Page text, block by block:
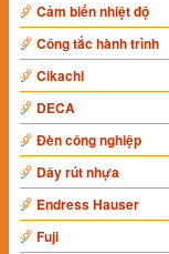
Cảm biến nhiệt độ
Công tắc hành trình
Cikachi
DECA
Đèn công nghiệp
Dây rút nhựa
Endress Hauser
Fuji